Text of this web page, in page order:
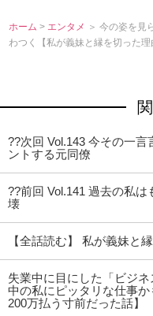
ホーム > エンタメ ＞ 今の姿を見
わつく【私が義妹と縁を切った理
??次回 Vol.143 今その一
ントする元同僚
??前回 Vol.141 過去の私
壊
【全話読む】 私が義妹と
失業中に目にした「ビジ
中の私にピッタリな仕事
200万払う寸前だった話】